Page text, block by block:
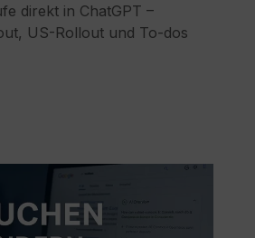
direkt in ChatGPT –
US-Rollout und To-dos